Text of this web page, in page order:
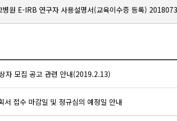
병원 E-IRB 연구자 사용설명서(교육이수증 등록)
자 모집 공고 관련 안내(2019.2.13)
접수 마감일 및 정규심의 예정일 안내